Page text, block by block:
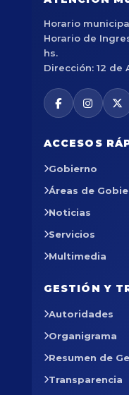
Horario
Horario de
hs.
Dirección: 12 de
ACCESOS
Gobierno
Áreas de
Noticias
Servicios
Multimedia
GESTIÓN Y
Autoridades
Organigrama
Resumen de
Transparencia